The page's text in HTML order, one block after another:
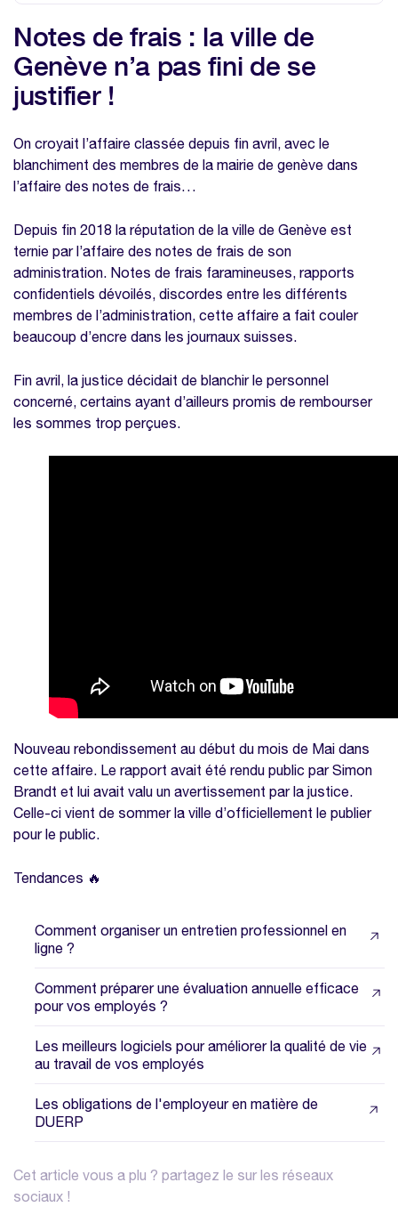
fini de se justifier !
Nos modèles à télécharger sur la même
thématique
Modèle de note de frais excel
Notes de frais : la ville de
Genève n’a pas fini de se
justifier !
On croyait l’affaire classée depuis fin avril, avec le
blanchiment des membres de la mairie de genève dans
l’affaire des notes de frais…
Depuis fin 2018 la réputation de la ville de Genève est
ternie par l’affaire des notes de frais de son
administration. Notes de frais faramineuses, rapports
confidentiels dévoilés, discordes entre les différents
membres de l’administration, cette affaire a fait couler
beaucoup d’encre dans les journaux suisses.
Fin avril, la justice décidait de blanchir le personnel
concerné, certains ayant d’ailleurs promis de rembourser
les sommes trop perçues.
Nouveau rebondissement au début du mois de Mai dans
cette affaire. Le rapport avait été rendu public par Simon
Brandt et lui avait valu un avertissement par la justice.
Celle-ci vient de sommer la ville d’officiellement le publier
pour le public.
Tendances 🔥
Comment organiser un entretien professionnel en
ligne ?
Comment préparer une évaluation annuelle efficace
pour vos employés ?
Les meilleurs logiciels pour améliorer la qualité de vie
au travail de vos employés
Les obligations de l'employeur en matière de
DUERP
Cet article vous a plu ? partagez le sur les réseaux
sociaux !